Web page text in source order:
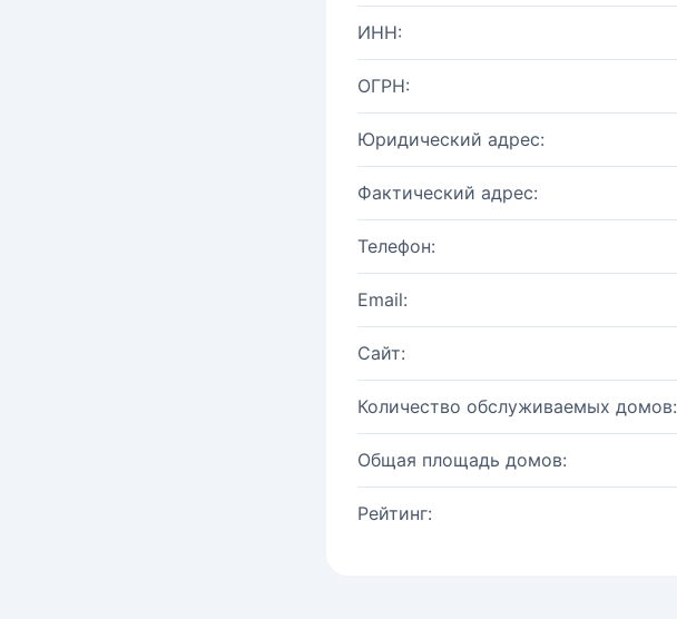
ИНН:
ОГРН:
Юридический адрес:
Фактический адрес:
Телефон:
Email:
Сайт:
Количество обслуживаемых домов:
Общая площадь домов:
Рейтинг: